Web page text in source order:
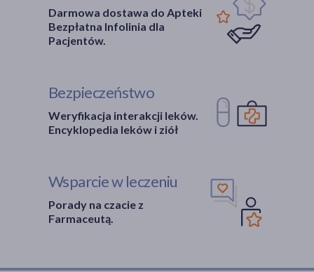
Darmowa dostawa do Apteki
Bezpłatna Infolinia dla
Pacjentów.
Bezpieczeństwo
Weryfikacja interakcji leków.
Encyklopedia leków i ziół
Wsparcie w leczeniu
Porady na czacie z
Farmaceutą.